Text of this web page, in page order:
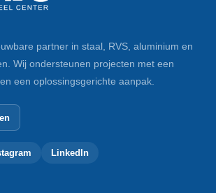
partner in staal, RVS, aluminium en
Wij ondersteunen projecten met een
een oplossingsgerichte aanpak.
LinkedIn